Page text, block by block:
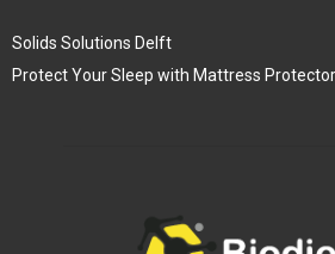
Solids Solutions Delft
Protect Your Sleep with Mattress